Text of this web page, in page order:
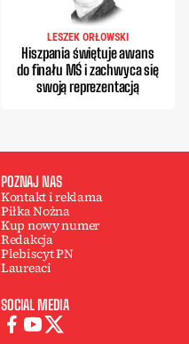
LESZEK ORŁOWSKI
Hiszpania świętuje awans
do finału MŚ i zachwyca się
swoją reprezentacją
POZNAJ NAS
Kontakt i reklama
Piłka Nożna
Kup nowy numer
Redakcja
Plebiscyt PN
Laureaci
SOCIAL MEDIA